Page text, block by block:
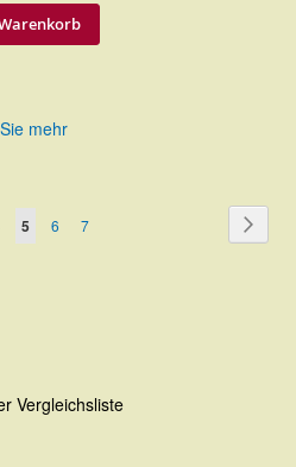
mehr
Seite
Sie
5 Seite
6 Seite
7
Vergleichsliste